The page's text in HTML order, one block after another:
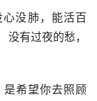
没肺，能活百
有过夜的愁，
希望你去照顾